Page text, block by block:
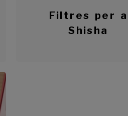
Filtres per a
Shisha